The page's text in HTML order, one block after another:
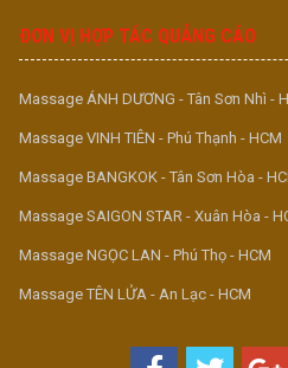
ĐƠN VỊ HỢP TÁC QUẢNG CÁO
Massage ÁNH DƯƠNG - Tân Sơn Nhì -
Massage VINH TIÊN - Phú Thạnh - HCM
Massage BANGKOK - Tân Sơn Hòa -
Massage SAIGON STAR - Xuân Hòa -
Massage NGỌC LAN - Phú Thọ - HCM
Massage TÊN LỬA - An Lạc - HCM